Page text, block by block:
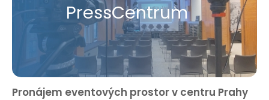
Press​Centrum
Pronájem eventových prostor v centru Prahy